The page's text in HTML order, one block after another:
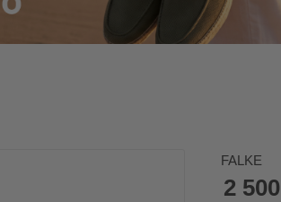
FALKE
2 500